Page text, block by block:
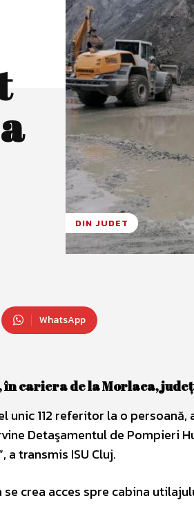
DIN JUDET
WhatsApp
în cariera de la Morlaca,
unic 112 referitor la o persoană,
Detaşamentul de Pompieri
transmis ISU Cluj.
crea acces spre cabina